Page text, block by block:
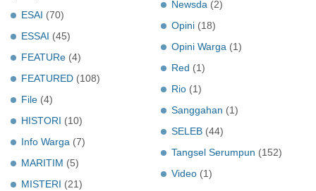
ESAI (70)
ESSAI (45)
FEATURe (4)
FEATURED (108)
File (4)
HISTORI (10)
Info Warga (7)
MARITIM (5)
MISTERI (21)
Newsda (2)
Opini (18)
Opini Warga (1)
Red (1)
Rio (1)
Sanggahan (1)
SELEB (44)
Tangsel Serumpun (152)
Video (1)